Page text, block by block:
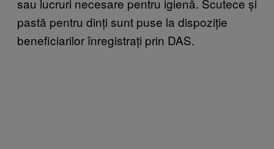
pastă pentru dinți sunt puse la dispoziție
beneficiarilor înregistrați prin DAS.